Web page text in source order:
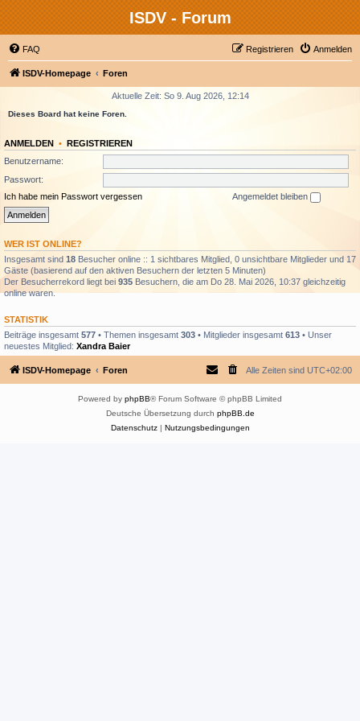
ISDV - Forum
FAQ Anmelden
Registrieren
ISDV-Homepage Foren
Aktuelle Zeit: So 9. Aug 2026, 12:14
Dieses Board hat keine Foren.
ANMELDEN • REGISTRIEREN
Benutzername:
Passwort:
Ich habe mein Passwort vergessen
Angemeldet bleiben
WER IST ONLINE?
Insgesamt sind 18 Besucher online :: 1 sichtbares Mitglied, 0 unsichtbare Mitglieder und 17
Gäste (basierend auf den aktiven Besuchern der letzten 5 Minuten)
Der Besucherrekord liegt bei 935 Besuchern, die am Do 28. Mai 2026, 10:37 gleichzeitig
online waren.
STATISTIK
Beiträge insgesamt 577 • Themen insgesamt 303 • Mitglieder insgesamt 613 • Unser
neuestes Mitglied: Xandra Baier
ISDV-Homepage Foren Alle Zeiten sind UTC+02:00
Powered by phpBB® Forum Software © phpBB Limited
Deutsche Übersetzung durch phpBB.de
Datenschutz| Nutzungsbedingungen